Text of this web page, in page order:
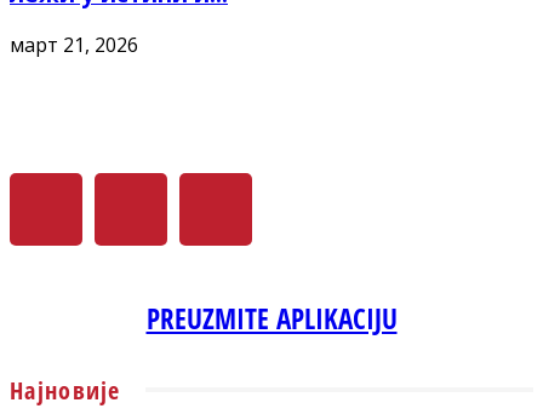
март 21, 2026
PREUZMITE APLIKACIJU
Најновије